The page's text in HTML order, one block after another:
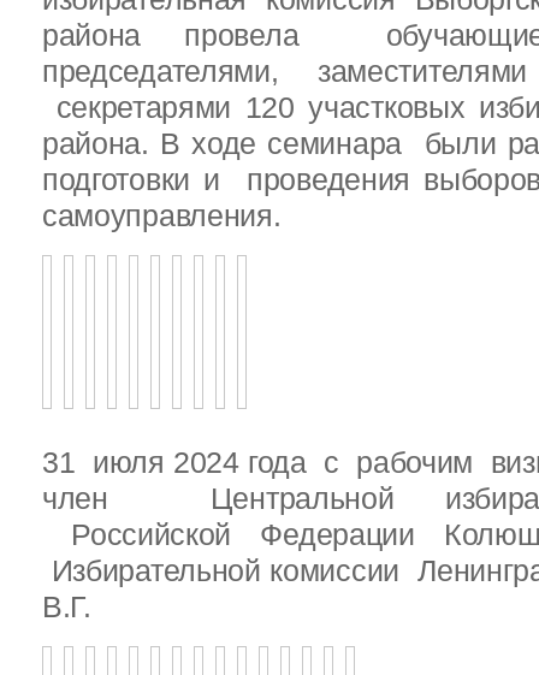
района провела
председателями,
секретарями 120 участковых
района. В ходе семинара были
подготовки и проведения
самоуправления.
31 июля 2024 года с рабочим
член Центральной
Российской Федерации
Избирательной комиссии
В.Г.